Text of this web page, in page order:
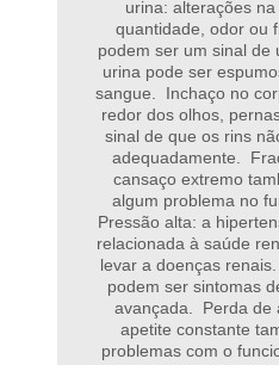
urina: alterações na
quantidade, odor ou
podem ser um sinal de
urina pode ser
sangue. Inchaço no
redor dos olhos,
sinal de que os rins
adequadamente.
cansaço extremo
algum problema no
Pressão alta: a
relacionada à saúde
levar a doenças
podem ser sintomas
avançada. Perda de
apetite constante
problemas com o